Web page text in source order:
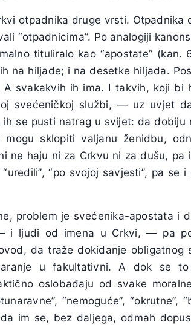
otpadnika druge vrsti.
“otpadnicima”. Po analogiji
tituliralo kao “apostate”
na hiljade; i na desetke hiljada.
svakakvih ih ima. I takvih, koji bi
svećeničkoj službi, — uz uvjet
se pusti natrag u svijet: da dobiju
sklopiti valjanu ženidbu,
ne haju ni za Crkvu ni za dušu,
“po svojoj savjesti”, pa
problem je svećenika-apostata i
i ljudi od imena u Crkvi, — pa
da traže dokidanje
u fakultativni. A dok se
oslobađaju od svake
“nemoguće”, “okrutne”,
im se, bez daljega, odmah